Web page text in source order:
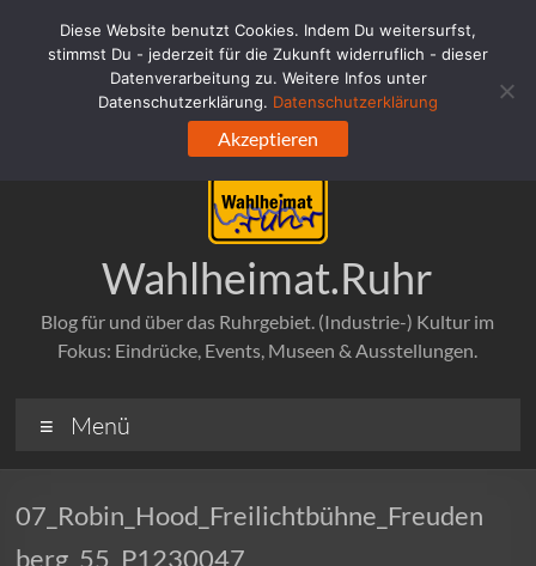
springen
Wahlheimat.Ruhr
Blog für und über das Ruhrgebiet. (Industrie-) Kultur im
Fokus: Eindrücke, Events, Museen & Ausstellungen.
Menü
07_Robin_Hood_Freilichtbühne_Freuden
berg_55_P1230047
Diese Website benutzt Cookies. Indem Du weitersurfst,
stimmst Du - jederzeit für die Zukunft widerruflich - dieser
Datenverarbeitung zu. Weitere Infos unter
Datenschutzerklärung. Datenschutzerklärung
Akzeptieren